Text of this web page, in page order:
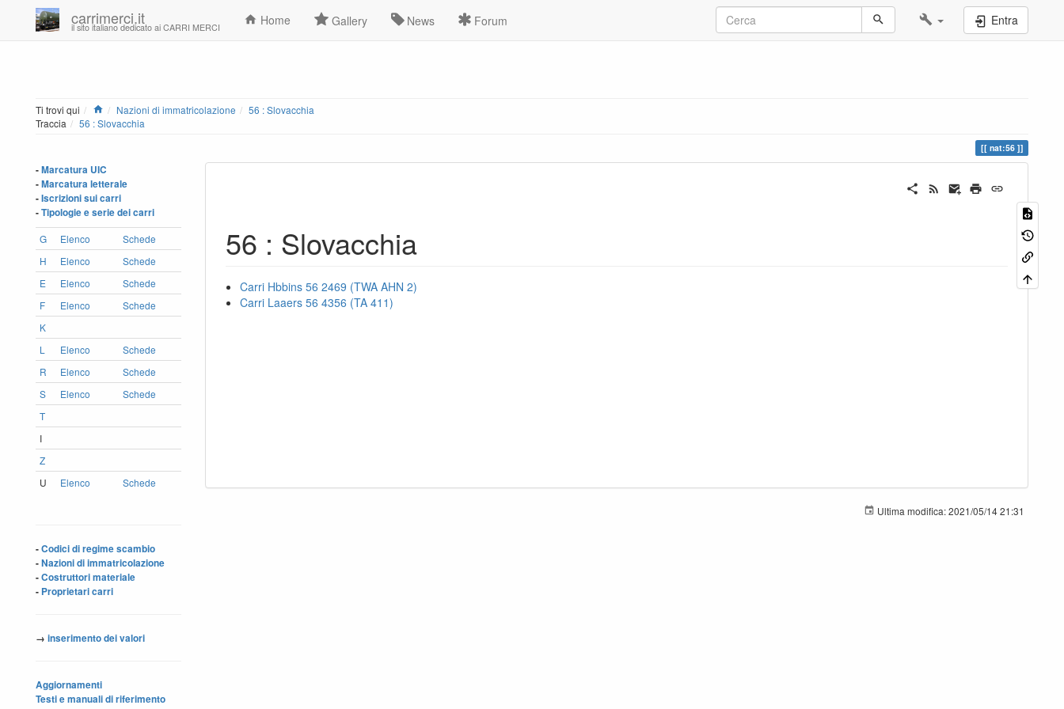
carrimerci.it
il sito italiano dedicato ai CARRI MERCI Home Gallery News Forum Entra
Ti trovi qui Home
Nazioni di immatricolazione
56 : Slovacchia
Traccia
56 : Slovacchia
nat:56
-Marcatura UIC
-Marcatura letterale
-Iscrizioni sui carri
-Tipologie e serie dei carri
G
Elenco
Schede
H
Elenco
Schede
E
Elenco
Schede
F
Elenco
Schede
K
L
Elenco
Schede
R
Elenco
Schede
S
Elenco
Schede
T
I
Z
U
Elenco Schede
-Codici di regime scambio
-Nazioni di immatricolazione
-Costruttori materiale
- Proprietari carri
→ inserimento dei valori
Aggiornamenti
Testi e manuali di riferimento
56 : Slovacchia
Carri Hbbins 56 2469 (TWA AHN 2)
Carri Laaers 56 4356 (TA 411)
Ultima modifica:2021/05/14 21:31